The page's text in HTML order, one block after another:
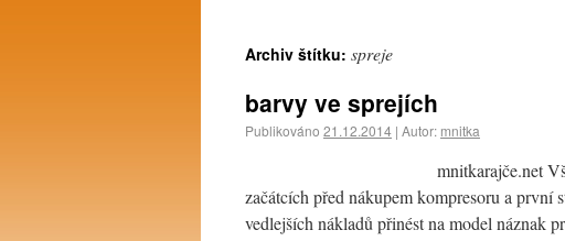
Archiv štítku: spreje
barvy ve sprejích
Publikováno 21.12.2014 | Autor: mnitka
mnitkarajče.net
začátcích před nákupem kompresoru a první
vedlejších nákladů přinést na model náznak